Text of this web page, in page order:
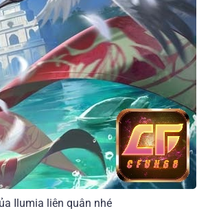
Ilumia liên quân nhé